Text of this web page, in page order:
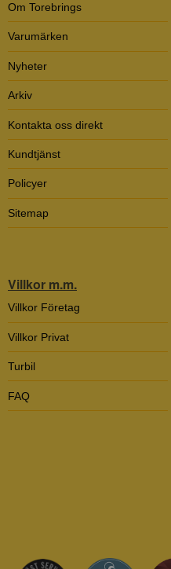
Om Torebrings
Varumärken
Nyheter
Arkiv
Kontakta oss direkt
Kundtjänst
Policyer
Sitemap
Villkor m.m.
Villkor Företag
Villkor Privat
Turbil
FAQ